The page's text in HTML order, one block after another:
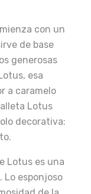
con un
de base
generosas
esa
a caramelo
Lotus
decorativa:
Lotus es una
Lo esponjoso